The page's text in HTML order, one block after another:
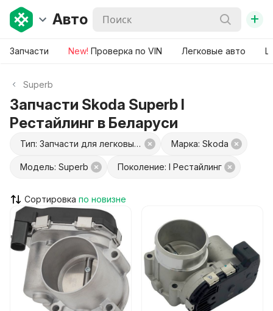
Авто +
Запчасти New! Проверка по VIN Легковые авто
Superb
Запчасти Skoda Superb I
Рестайлинг в Беларуси
Тип: Запчасти для легковых авто Марка: Skoda
Модель: Superb Поколение: I Рестайлинг
Сортировка